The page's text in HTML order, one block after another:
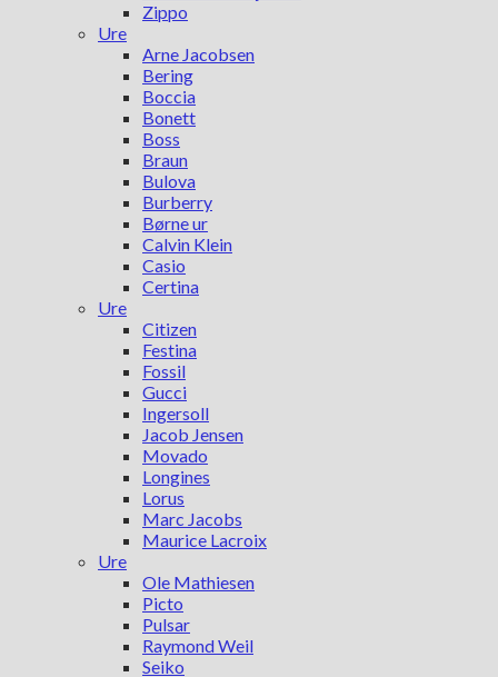
Zippo
Ure
Arne Jacobsen
Bering
Boccia
Bonett
Boss
Braun
Bulova
Burberry
Børne ur
Calvin Klein
Casio
Certina
Ure
Citizen
Festina
Fossil
Gucci
Ingersoll
Jacob Jensen
Movado
Longines
Lorus
Marc Jacobs
Maurice Lacroix
Ure
Ole Mathiesen
Picto
Pulsar
Raymond Weil
Seiko